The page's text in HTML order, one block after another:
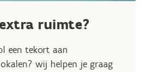
ruimte?
een tekort aan
wij helpen je graag